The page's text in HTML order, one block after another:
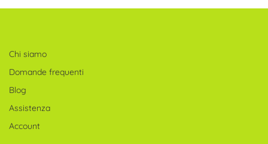
Le
opzioni
essere
Chi siamo
Domande frequenti
Blog
Assistenza
Account